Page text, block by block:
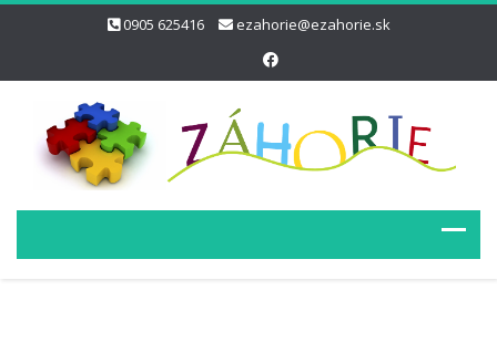
0905 625416 ezahorie@ezahorie.sk